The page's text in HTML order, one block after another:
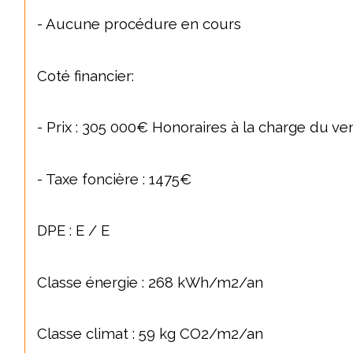
- Aucune procédure en cours
Coté financier:
- Prix : 305 000€ Honoraires à la charge du
- Taxe foncière : 1475€
DPE : E / E
Classe énergie : 268 kWh/m2/an
Classe climat : 59 kg CO2/m2/an